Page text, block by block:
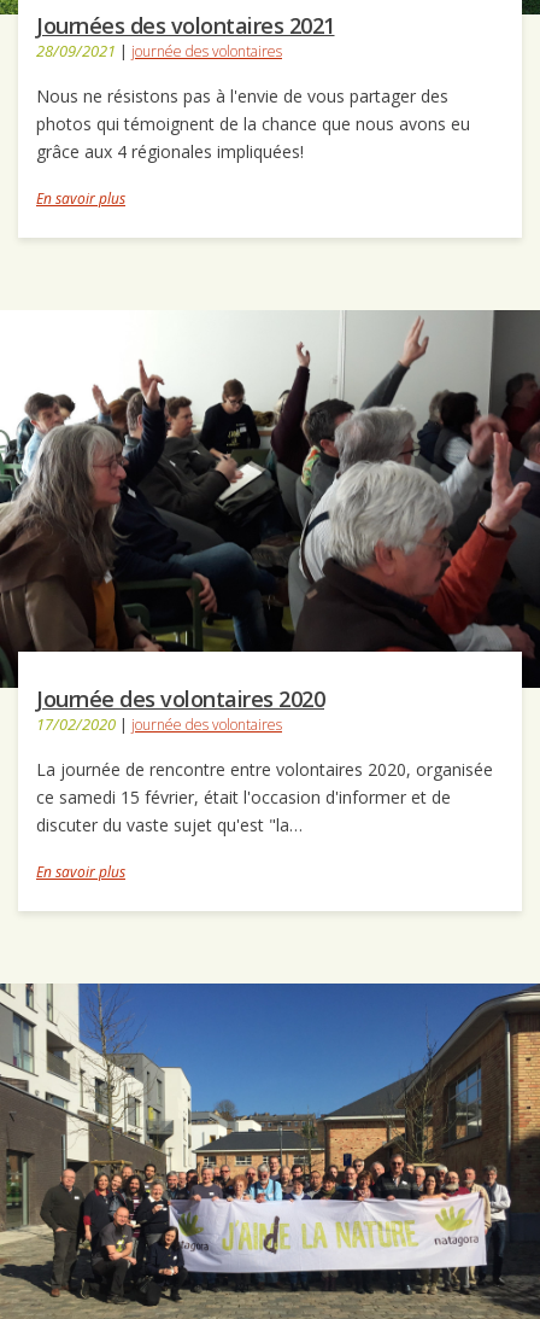
Journées des volontaires 2021
28/09/2021 | journée des volontaires
Nous ne résistons pas à l'envie de vous partager des
photos qui témoignent de la chance que nous avons eu
grâce aux 4 régionales impliquées!
En savoir plus
Journée des volontaires 2020
17/02/2020 | journée des volontaires
La journée de rencontre entre volontaires 2020, organisée
ce samedi 15 février, était l'occasion d'informer et de
discuter du vaste sujet qu'est "la…
En savoir plus